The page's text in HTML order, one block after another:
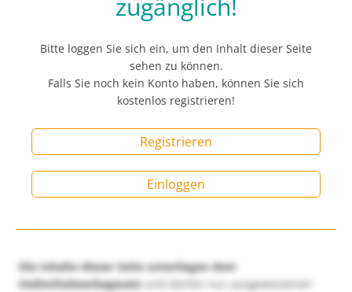
Bitte loggen Sie sich ein, um den Inhalt dieser Seite
sehen zu können.
Falls Sie noch kein Konto haben, können Sie sich
kostenlos registrieren!
Registrieren
Einloggen
Die Inhalte dieser Seite unterliegen dem
Heilmittelwerbegesetzund dürfen nur ausgewiesenen